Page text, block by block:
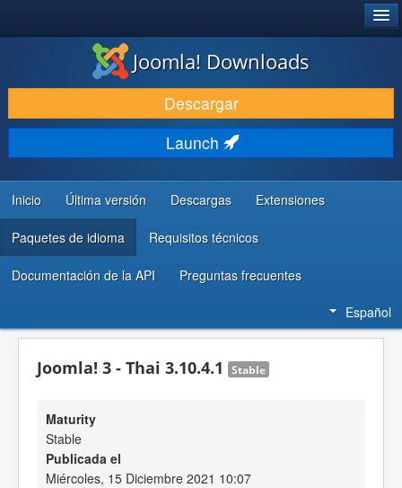
DESCARGAR & EXTENDER
DESCUBRE & APRENDE
COMUNIDAD & SOPORTE
RECURSOS PARA DESARROLLADORES
Joomla! Downloads
Descargar
Launch
Inicio Última versión Descargas Extensiones
Paquetes de idioma Requisitos técnicos
Documentación de la API Preguntas frecuentes
Español
Joomla! 3 - Thai 3.10.4.1 Stable
Maturity
Stable
Publicada el
Miércoles, 15 Diciembre 2021 10:07